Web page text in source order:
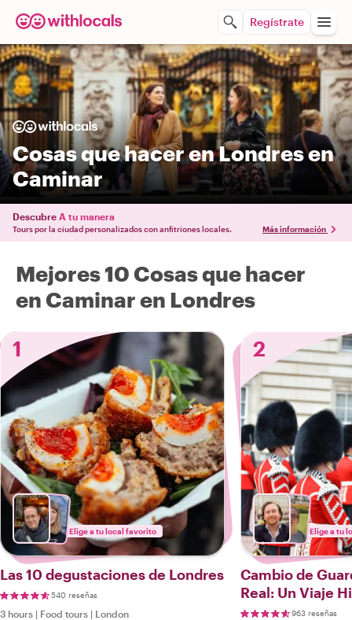
Regístrate
Cosas que hacer en Londres en
Caminar
Descubre A tu manera
Tours por la ciudad personalizados con anfitriones locales. Más información
Mejores 10 Cosas que hacer
en Caminar en Londres
1
Elige a tu local favorito
Las 10 degustaciones de Londres
540 reseñas
3 hours | Food tours | London
2
Elige a tu
Cambio de
Real: Un Viaje
Horas
963 reseñas